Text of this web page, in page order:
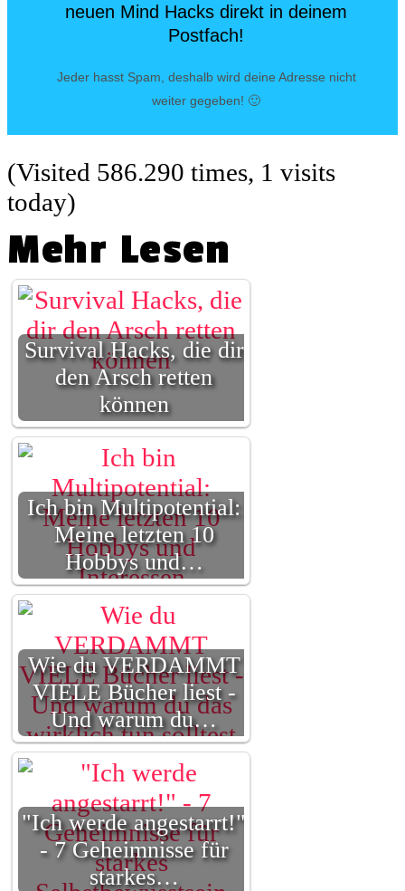
neuen Mind Hacks direkt in deinem
Postfach!
Jeder hasst Spam, deshalb wird deine Adresse nicht
weiter gegeben! 🙂
(Visited 586.290 times, 1 visits
today)
Mehr Lesen
Survival Hacks, die dir
den Arsch retten
können
Ich bin Multipotential:
Meine letzten 10
Hobbys und…
Wie du VERDAMMT
VIELE Bücher liest -
Und warum du…
"Ich werde angestarrt!"
- 7 Geheimnisse für
starkes…